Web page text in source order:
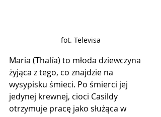
fot. Televisa
Maria (Thalía) to młoda dziewczyna
żyjąca z tego, co znajdzie na
wysypisku śmieci. Po śmierci jej
jedynej krewnej, cioci Casildy
otrzymuje pracę jako służąca w